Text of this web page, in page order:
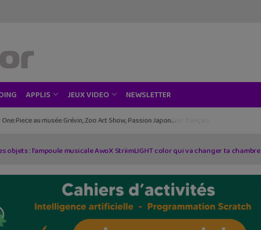
APPLIS JEUX VIDEO NEWSLETTER
Piece au musée Grévin, Zoo Art Show, Passion Japon…
objets : l’ampoule musicale AwoX StriimLIGHT color qui va changer ta chambre